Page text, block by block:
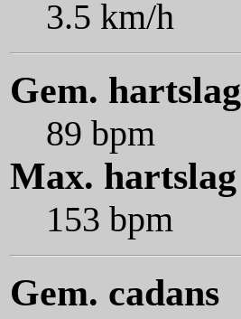
3.5 km/h
Gem. hartslag
89 bpm
Max. hartslag
153 bpm
Gem. cadans